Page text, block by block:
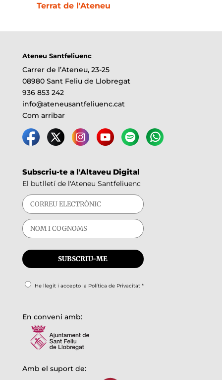
Terrat de l'Ateneu
Ateneu Santfeliuenc
Carrer de l’Ateneu, 23-25
08980 Sant Feliu de Llobregat
936 853 242
info@ateneusantfeliuenc.cat
Com arribar
Subscriu-te a l'Altaveu Digital
El butlletí de l'Ateneu Santfeliuenc
He llegit i accepto la Política de Privacitat*
En conveni amb:
Amb el suport de: